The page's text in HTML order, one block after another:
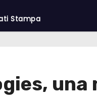
Stampa